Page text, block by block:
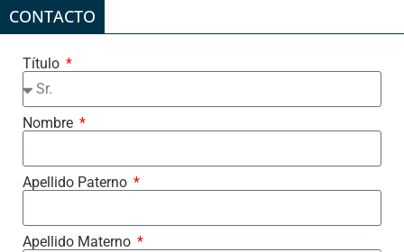
CONTACTO
Título
Nombre
Apellido Paterno
Apellido Materno